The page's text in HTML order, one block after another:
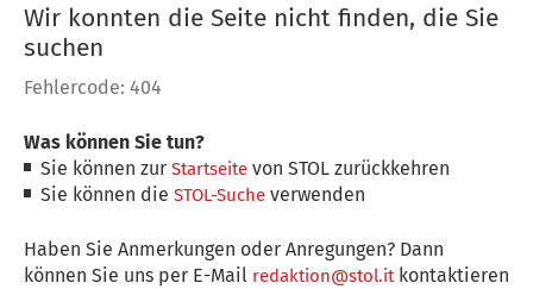
Wir konnten die Seite nicht finden, die Sie
suchen
Fehlercode: 404
Was können Sie tun?
Sie können zurStartseite von STOL zurückkehren
Sie können dieSTOL-Suche verwenden
Haben Sie Anmerkungen oder Anregungen? Dann
können Sie uns per E-Mail redaktion@stol.itkontaktieren